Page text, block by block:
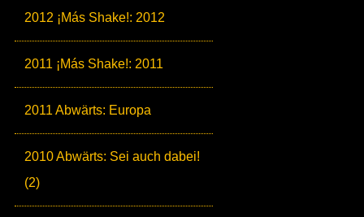
2012 ¡Más Shake!: 2012
2011 ¡Más Shake!: 2011
2011 Abwärts: Europa
2010 Abwärts: Sei auch dabei!
(2)